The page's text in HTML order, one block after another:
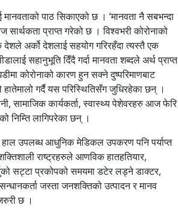
पाठ सिकाएको छ । ‘मानवता नै सबभन्दा
सार्थकता प्राप्त गरेको छ । विश्वभरी कोरोनाको
अर्को देशलाई सहयोग गरिरहँदा त्यस्तै एक
सहानुभूति दिँदै गर्दा मानवता शब्दले अर्थ प्राप्त
कोरोनाको कारण हुन सक्ने दुष्परिमाणबाट
गर्दै यस परिस्थितिसँग जुधिरहेका छन् ।
सामाजिक कार्यकर्ता, स्वास्थ्य पेशेवरहरु आज फेरि
निम्ति लागिपरेका छन् ।
उपलब्ध आधुनिक मेडिकल उपकरण पनि पर्याप्त
राष्ट्रहरुले आणविक हातहतियार,
सट्टा प्रकोपको समयमा डटेर लड्ने डाक्टर,
जस्ता जनशक्तिको उत्पादन र मानव
छ ।